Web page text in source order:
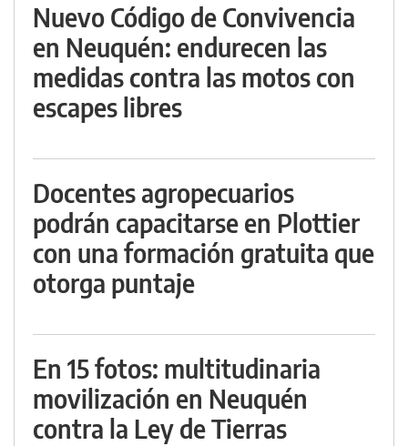
Nuevo Código de Convivencia
en Neuquén: endurecen las
medidas contra las motos con
escapes libres
Docentes agropecuarios
podrán capacitarse en Plottier
con una formación gratuita que
otorga puntaje
En 15 fotos: multitudinaria
movilización en Neuquén
contra la Ley de Tierras